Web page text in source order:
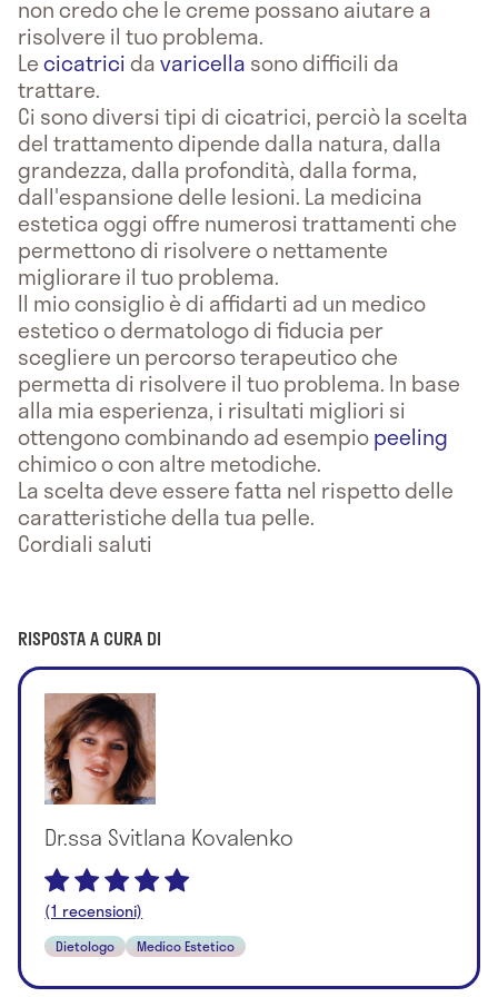
non credo che le creme possano aiutare a
risolvere il tuo problema.
Lecicatricidavaricella sono difficili da
trattare.
Ci sono diversi tipi di cicatrici, perciò la scelta
del trattamento dipende dalla natura, dalla
grandezza, dalla profondità, dalla forma,
dall'espansione delle lesioni. La medicina
estetica oggi offre numerosi trattamenti che
permettono di risolvere o nettamente
migliorare il tuo problema.
Il mio consiglio è di affidarti ad un medico
estetico o dermatologo di fiducia per
scegliere un percorso terapeutico che
permetta di risolvere il tuo problema. In base
alla mia esperienza, i risultati migliori si
ottengono combinando ad esempiopeeling
chimico o con altre metodiche.
La scelta deve essere fatta nel rispetto delle
caratteristiche della tua pelle.
Cordiali saluti
RISPOSTA A CURA DI
Dr.ssa Svitlana Kovalenko
(1 recensioni)
Dietologo Medico Estetico